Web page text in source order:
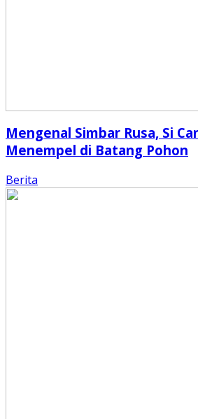
Mengenal Simbar Rusa, Si
Menempel di Batang Pohon
Berita